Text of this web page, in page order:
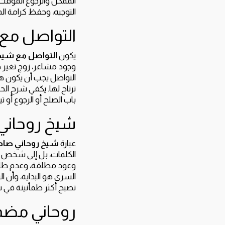
التوجيه، وحفظ كرامة
التواصل
يكون التواصل مع
وجود مشاعر، زوج
التواصل يجب أن يكون
ترتاح لها. يكفي شرح
باب الصلح أو الرجوع أو
شيخ
عبارة شيخ روحاني
الكلمات، بل إلى شخص
وعود مطلقة، وعدم
السري هو البداية،
تصبح أكثر طمأنينة
روحاني